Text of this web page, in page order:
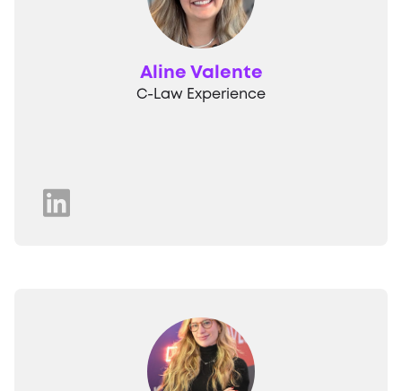
Aline Valente
C-Law Experience